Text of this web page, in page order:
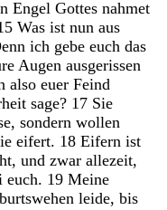
Engel Gottes nahmet
Was ist nun aus
ich gebe euch das
Augen ausgerissen
also euer Feind
sage? 17 Sie
, sondern wollen
eifert. 18 Eifern ist
, und zwar allezeit,
euch. 19 Meine
leide, bis